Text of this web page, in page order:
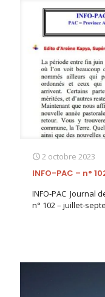
2 octobre 2023
INFO-PAC – n°
INFO-PAC Journal
n° 102 – juillet-